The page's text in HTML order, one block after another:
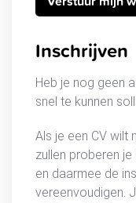
Inschrijven
Heb je nog geen
snel te kunnen
Als je een CV wilt
zullen proberen
en daarmee de
vereenvoudigen.